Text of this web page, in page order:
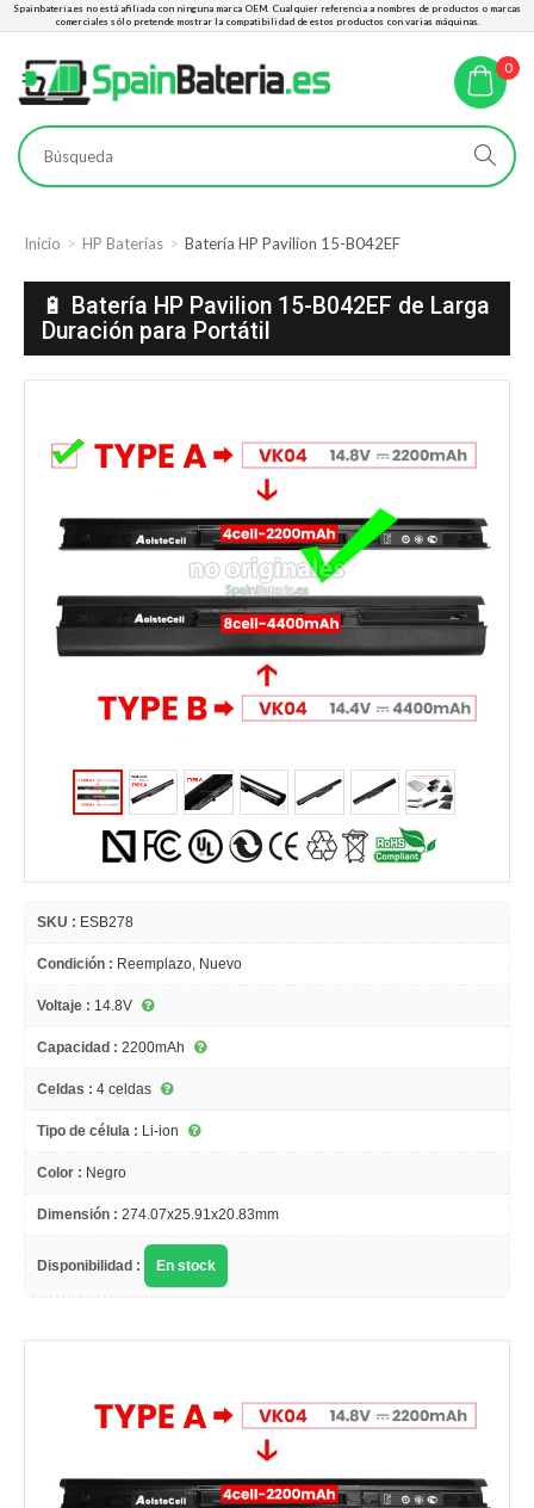
Spainbateria.es no está afiliada con ninguna marca OEM. Cualquier referencia a nombres de productos o marcas
comerciales sólo pretende mostrar la compatibilidad de estos productos con varias máquinas.
0
Inicio HP Baterías Batería HP Pavilion 15-B042EF
🔋 Batería HP Pavilion 15-B042EF de Larga
Duración para Portátil
SKU : ESB278
Condición : Reemplazo, Nuevo
Voltaje : 14.8V
Capacidad : 2200mAh
Celdas : 4 celdas
Tipo de célula : Li-ion
Color : Negro
Dimensión : 274.07x25.91x20.83mm
Disponibilidad : En stock